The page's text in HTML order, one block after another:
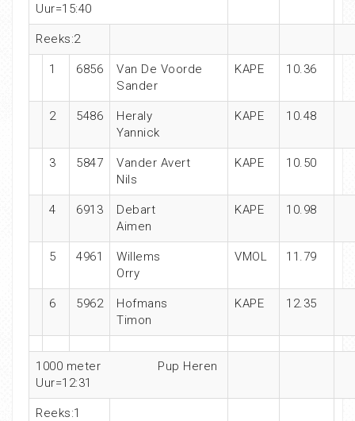
Uur=15:40
Reeks:2
1 6856
Van De Voorde
Sander
KAPE 10.36
2 5486
Heraly
Yannick
KAPE 10.48
3 5847
Vander Avert
Nils
KAPE 10.50
4 6913
Debart
Aimen
KAPE 10.98
5 4961
Willems
Orry
VMOL 11.79
6 5962
Hofmans
Timon
KAPE 12.35
1000 meter
Pup Heren
Uur=12:31
Reeks:1